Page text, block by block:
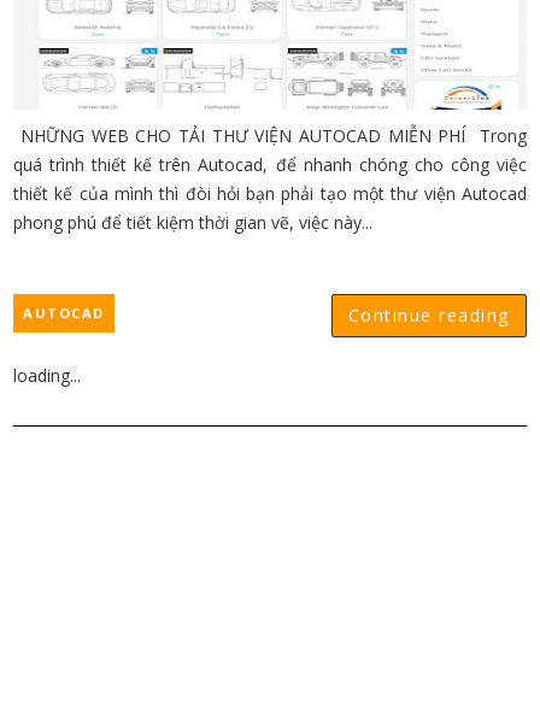
NHỮNG WEB CHO TẢI THƯ VIỆN AUTOCAD MIỄN PHÍ Trong
quá trình thiết kế trên Autocad, để nhanh chóng cho công việc
thiết kế của mình thì đòi hỏi bạn phải tạo một thư viện Autocad
phong phú để tiết kiệm thời gian vẽ, việc này...
Continue reading
AUTOCAD
loading...